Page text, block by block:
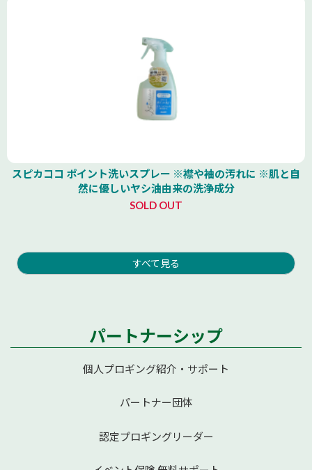
スピカココ ポイント洗いスプレー ※襟や袖の汚れに ※肌と自
然に優しいヤシ油由来の洗浄成分
SOLD OUT
すべて見る
パートナーシップ
個人プロギング紹介・サポート
パートナー団体
認定プロギングリーダー